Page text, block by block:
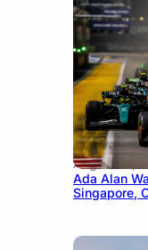
August 13,
Ada Alan
Singapore,